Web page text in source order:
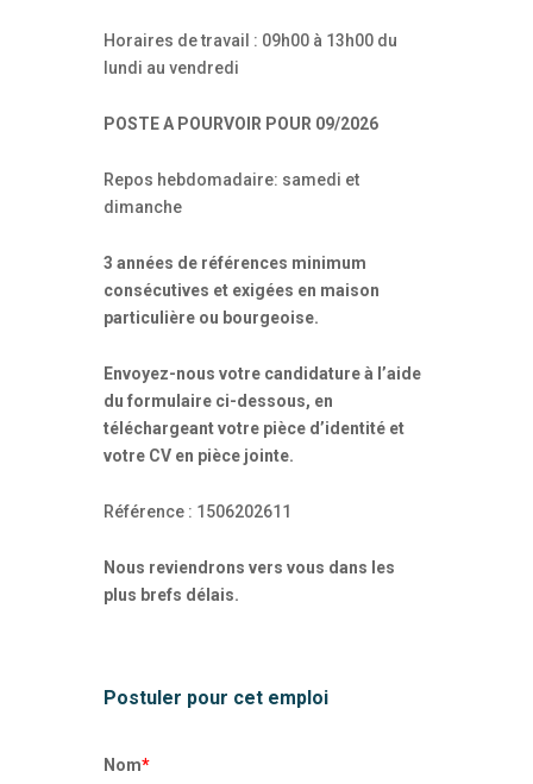
Horaires de travail : 09h00 à 13h00 du
lundi au vendredi
POSTE A POURVOIR POUR 09/2026
Repos hebdomadaire: samedi et
dimanche
3 années de références minimum
consécutives et exigées en maison
particulière ou bourgeoise.
Envoyez-nous votre candidature à l’aide
du formulaire ci-dessous, en
téléchargeant votre pièce d’identité et
votre CV en pièce jointe.
Référence : 1506202611
Nous reviendrons vers vous dans les
plus brefs délais.
Postuler pour cet emploi
Nom*